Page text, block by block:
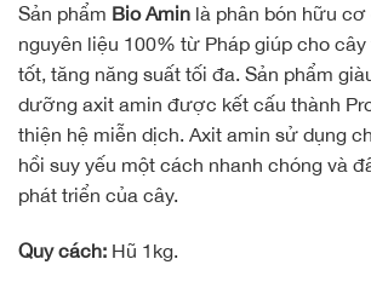
Sản phẩm Bio Amin là phân bón hữu
nguyên liệu 100% từ Pháp giúp cho cây
tốt, tăng năng suất tối đa. Sản phẩm
dưỡng axit amin được kết cấu thành
thiện hệ miễn dịch. Axit amin sử dụng
hồi suy yếu một cách nhanh chóng và
phát triển của cây.
Quy cách: Hũ 1kg.